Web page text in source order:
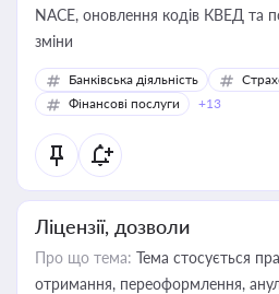
NACE, оновлення кодів КВЕД та
зміни
Банківська діяльність
Фінансові послуги
+13
Ліцензії, дозволи
Про що тема: Тема стосується
отримання, переоформлення,